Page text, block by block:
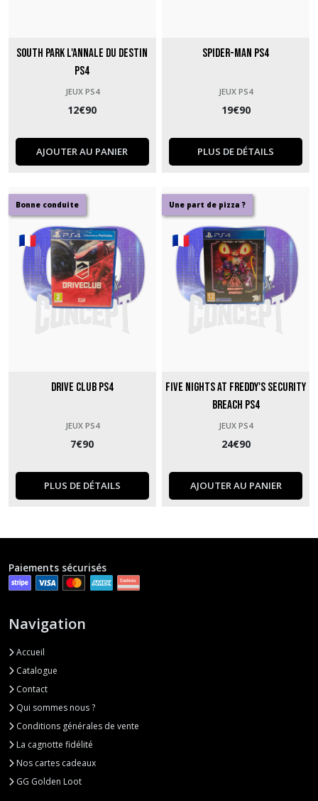
South Park L'Annale du Destin
PS4
JEUX PS4
12€90
AJOUTER AU PANIER
Spider-Man PS4
JEUX PS4
19€90
PLUS DE DÉTAILS
Bonne conduite
Drive Club PS4
JEUX PS4
7€90
PLUS DE DÉTAILS
Une part de pizza ?
Five Nights at Freddy's Security
Breach PS4
JEUX PS4
24€90
AJOUTER AU PANIER
Paiements sécurisés
Navigation
Accueil
Catalogue
Contact
Qui sommes nous ?
Conditions générales de vente
La cagnotte fidélité
Nos cartes cadeaux
GG Golden Loot